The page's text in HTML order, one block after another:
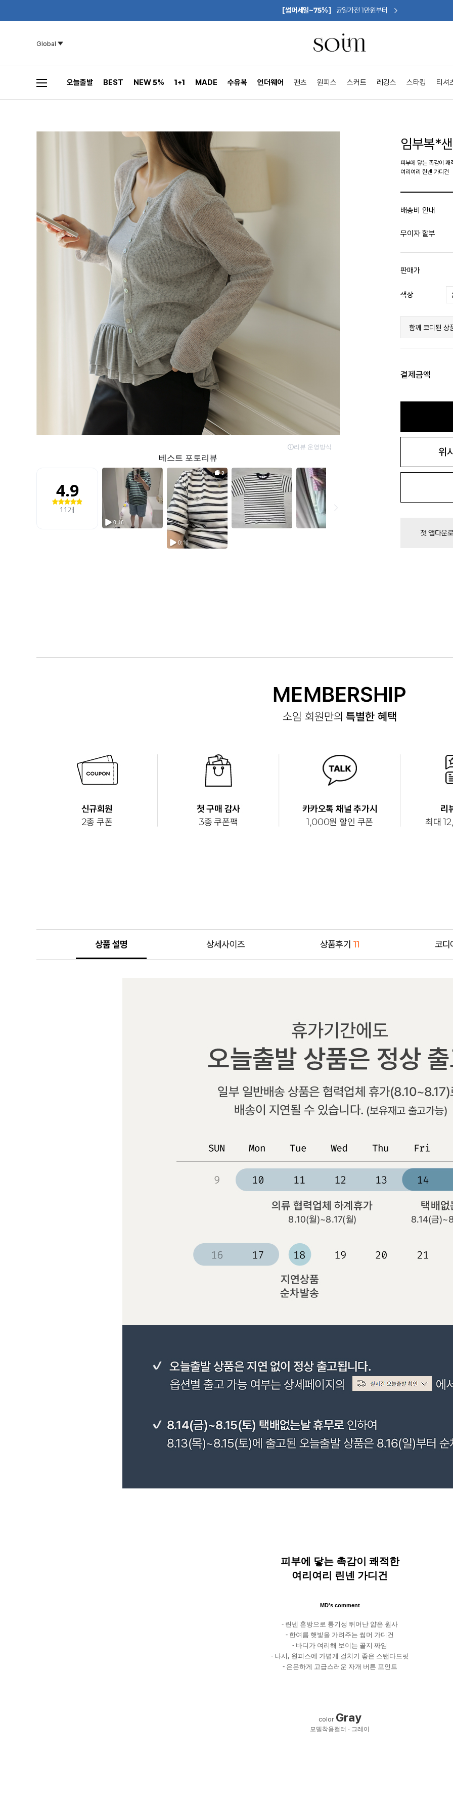
[썸머세일~75%] 균일가전 1만원부터
Global
오늘출발 BEST NEW 5% 1+1 MADE 수유복 언더웨어 팬츠 원피스 스커트 레깅스 스타킹 티셔
임부복*
피부에 닿는 촉감이 쾌
여리여리 린넨 가디건
배송비 안내
무이자 할부
판매가
색상
함께 코디된 상
결제금액
위
상품 설명 상세사이즈 상품후기 11 코디
피부에 닿는 촉감이 쾌적한
여리여리 린넨 가디건
MD's comment
- 린넨 혼방으로 통기성 뛰어난 얇은 원사
- 한여름 햇빛을 가려주는 썸머 가디건
- 바디가 여리해 보이는 골지 짜임
- 나시, 원피스에 가볍게 걸치기 좋은 스탠다드핏
- 은은하게 고급스러운 자개 버튼 포인트
color Gray
모델착용컬러 - 그레이